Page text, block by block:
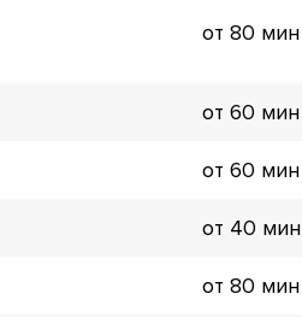
от 80 мин
от 60 мин
от 60 мин
от 40 мин
от 80 мин